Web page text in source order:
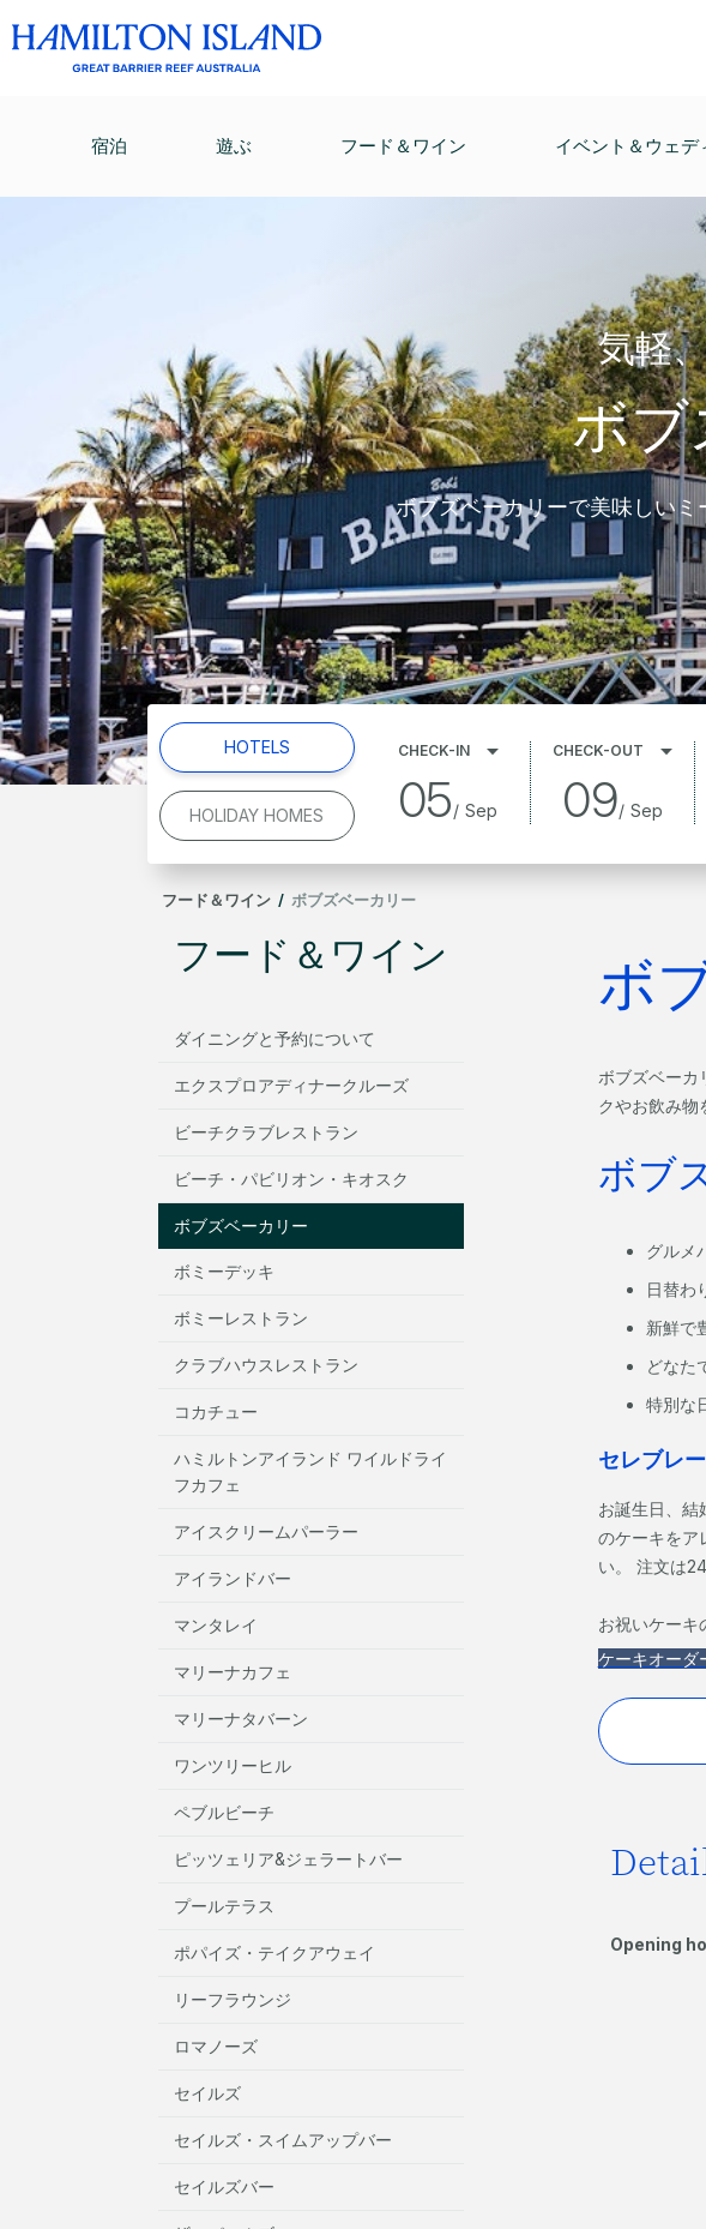
宿泊 遊ぶ フード＆ワイン イベント＆ウェデ
気軽
ボブ
ボブズベーカリーで美味しい
HOTELS
HOLIDAY HOMES
CHECK-IN
05/ Sep
CHECK-OUT
09/ Sep
フード＆ワイン / ボブズベーカリー
フード＆ワイン
ダイニングと予約について
エクスプロアディナークルーズ
ビーチクラブレストラン
ビーチ・パビリオン・キオスク
ボブズベーカリー
ボミーデッキ
ボミーレストラン
クラブハウスレストラン
コカチュー
ハミルトンアイランド ワイルドライ
フカフェ
アイスクリームパーラー
アイランドバー
マンタレイ
マリーナカフェ
マリーナタバーン
ワンツリーヒル
ペブルビーチ
ピッツェリア&ジェラートバー
プールテラス
ポパイズ・テイクアウェイ
リーフラウンジ
ロマノーズ
セイルズ
セイルズ・スイムアップバー
セイルズバー
ボ
ボブズベーカ
クやお飲み
ボブ
グルメ
日替わ
新鮮で
どなた
特別な
セレブレ
お誕生日、結
のケーキをア
い。 注文は
お祝いケーキ
ケーキオーダ
Opening